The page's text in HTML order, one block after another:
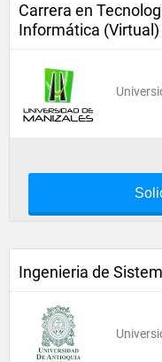
Carrera en
Informática (Virtual)
Ingenieria de